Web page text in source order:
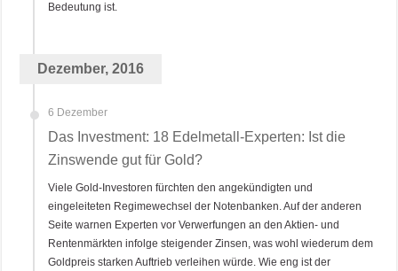
Bedeutung ist.
Dezember, 2016
6 Dezember
Das Investment: 18 Edelmetall-Experten: Ist die
Zinswende gut für Gold?
Viele Gold-Investoren fürchten den angekündigten und
eingeleiteten Regimewechsel der Notenbanken. Auf der anderen
Seite warnen Experten vor Verwerfungen an den Aktien- und
Rentenmärkten infolge steigender Zinsen, was wohl wiederum dem
Goldpreis starken Auftrieb verleihen würde. Wie eng ist der